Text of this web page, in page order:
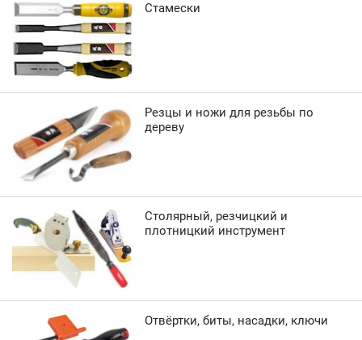
Стамески
Резцы и ножи для резьбы по
дереву
Столярный, резчицкий и
плотницкий инструмент
Отвёртки, биты, насадки, ключи